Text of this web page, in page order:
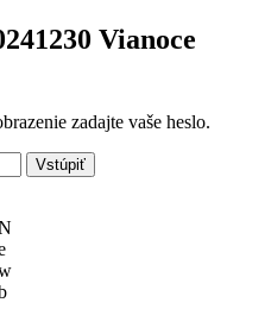
Vianoce
zadajte vaše heslo.